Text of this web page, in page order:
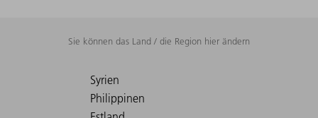
Sie können das Land / die Region hier ändern